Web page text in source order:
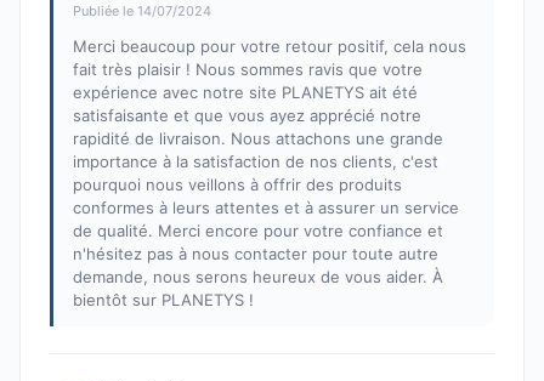
Publiée le 14/07/2024
Merci beaucoup pour votre retour positif, cela nous
fait très plaisir ! Nous sommes ravis que votre
expérience avec notre site PLANETYS ait été
satisfaisante et que vous ayez apprécié notre
rapidité de livraison. Nous attachons une grande
importance à la satisfaction de nos clients, c'est
pourquoi nous veillons à offrir des produits
conformes à leurs attentes et à assurer un service
de qualité. Merci encore pour votre confiance et
n'hésitez pas à nous contacter pour toute autre
demande, nous serons heureux de vous aider. À
bientôt sur PLANETYS !